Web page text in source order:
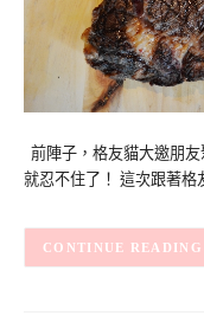
前陣子，格友貓大邀朋
就忍不住了！ 這次跟著
CONTINUE READING